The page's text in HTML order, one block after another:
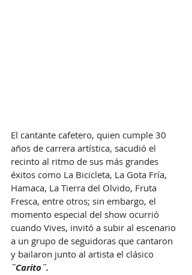
El cantante cafetero, quien cumple 30
años de carrera artística, sacudió el
recinto al ritmo de sus más grandes
éxitos como La Bicicleta, La Gota Fría,
Hamaca, La Tierra del Olvido, Fruta
Fresca, entre otros; sin embargo, el
momento especial del show ocurrió
cuando Vives, invitó a subir al escenario
a un grupo de seguidoras que cantaron
y bailaron junto al artista el clásico
¨Carito¨.